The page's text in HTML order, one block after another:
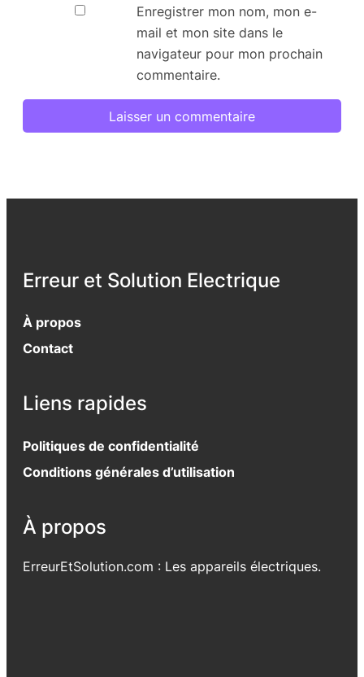
Enregistrer mon nom, mon e-
mail et mon site dans le
navigateur pour mon prochain
commentaire.
Erreur et Solution Electrique
À propos
Contact
Liens rapides
Politiques de confidentialité
Conditions générales d’utilisation
À propos
ErreurEtSolution.com : Les appareils électriques.